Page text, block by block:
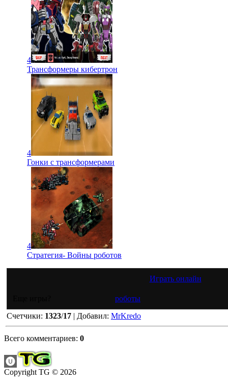
4
Трансформеры кибертрон
4
Гонки с трансформерами
4
Стратегия- Войны роботов
Играть онлайн
роботы
Счетчики: 1323/17 | Добавил: MrKredo
Всего комментариев: 0
Copyright TG © 2026